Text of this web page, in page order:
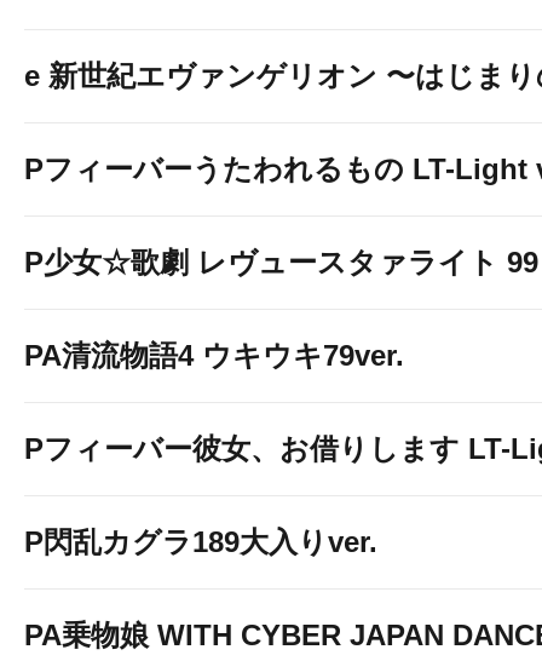
e 新世紀エヴァンゲリオン 〜はじま
Pフィーバーうたわれるもの LT-Light
P少女☆歌劇 レヴュースタァライト 99
PA清流物語4 ウキウキ79ver.
Pフィーバー彼女、お借りします LT-
P閃乱カグラ189大入りver.
PA乗物娘 WITH CYBER JAPAN